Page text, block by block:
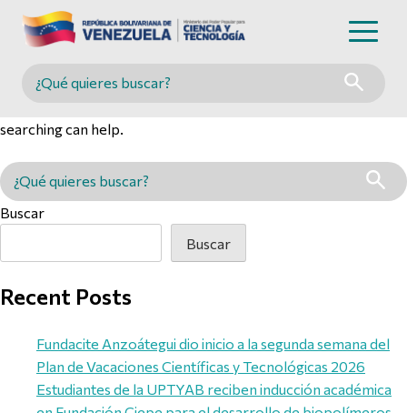
Buscar en MINCYT
searching can help.
Buscar en MINCYT
Buscar
Buscar
Recent Posts
Fundacite Anzoátegui dio inicio a la segunda semana del
Plan de Vacaciones Científicas y Tecnológicas 2026
Estudiantes de la UPTYAB reciben inducción académica